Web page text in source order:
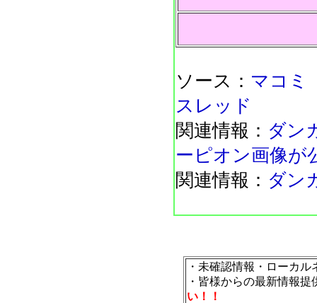
ソース： マコミ
スレッド
関連情報： ダン
ーピオン画像が
関連情報： ダン
・未確認情報・ローカル
・皆様からの最新情報
い！！